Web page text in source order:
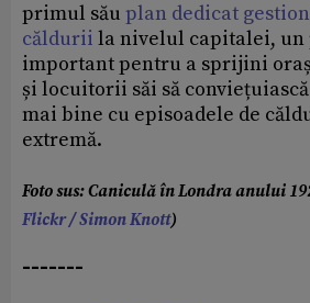
primul său plan dedicat
căldurii la nivelul capitalei, un
important pentru a sprijini
și locuitorii săi să conviețuiască
mai bine cu episoadele de
extremă.
Foto sus: Caniculă în Londra anului
Flickr / Simon Knott)
-------